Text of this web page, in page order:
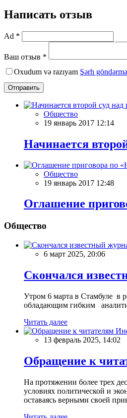
Написать отзыв
Ad *
Ваш отзыв *
Oxudum və razıyam Şərh
Отправить
Общество
19 январь 2017 12:14
Начинается
Общество
19 январь 2017 12:48
Оглашение
Общество
6 март 2025, 20:06
Скончался
Утром 6 марта в Стамбуле в
обладающим гибким
Читать далее
13 февраль 2025, 14:02
Обращение к
На протяжении более трех
условиях политической и
оставаясь верными своей